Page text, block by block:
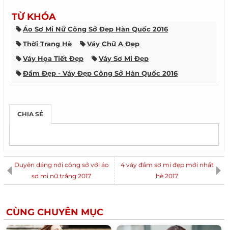
TỪ KHÓA
Áo Sơ Mi Nữ Công Sở Đẹp Hàn Quốc 2016
Thời Trang Hè
Váy Chữ A Đẹp
Váy Họa Tiết Đẹp
Váy Sơ Mi Đẹp
Đầm Đẹp - Váy Đẹp Công Sở Hàn Quốc 2016
Tóc Đẹp 2016
Toc Dep
Kiểu Tóc Ngắn Uốn Xoăn Ngang Vai
Kiểu Tóc Ngắn Ngang Vai Uốn Cụp
Xu Hướng Thời Trang Nam 2015
Giảm Cân Nhanh
Váy Đầm Liền Thân Đẹp
Những Kiểu Tóc Nhuộm Đẹp
Áo Khoác Nữ Đẹp
Bí Quyết Giảm Cân
Cách Mix Đồ Nam Đẹp
Xu Hướng Tóc Nam
CHIA SẺ
Duyên dáng nới công sở với áo
sơ mi nữ trắng 2017
4 váy đầm sơ mi đẹp mới nhất
hè 2017
CÙNG CHUYÊN MỤC